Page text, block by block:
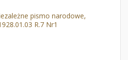
pismo narodowe,
R.7 Nr1